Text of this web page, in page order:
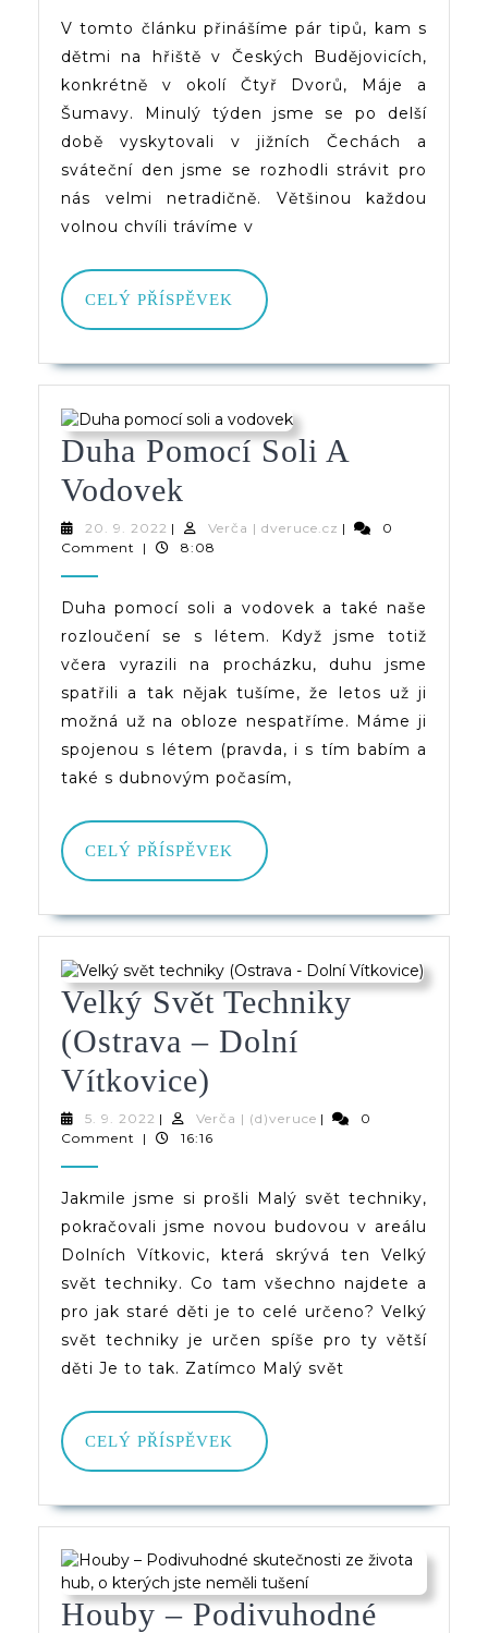
Na
V
V tomto článku přinášíme pár tipů, kam s
dětmi na hřiště v Českých Budějovicích,
konkrétně v okolí Čtyř Dvorů, Máje a
Šumavy. Minulý týden jsme se po delší
době vyskytovali v jižních Čechách a
sváteční den jsme se rozhodli strávit pro
nás velmi netradičně. Většinou každou
volnou chvíli trávíme v
CELÝ PŘÍSPĚVEK
CELÝ
PŘÍSPĚVEK
Duha Pomocí Soli A
Vodovek
Pomocí
A
Vodovek
20. 9. 2022 20.
9.
| Verča | dveruce.cz Verča
|
0
Comment
| 8:08
Duha pomocí soli a vodovek a také naše
rozloučení se s létem. Když jsme totiž
včera vyrazili na procházku, duhu jsme
spatřili a tak nějak tušíme, že letos už ji
možná už na obloze nespatříme. Máme ji
spojenou s létem (pravda, i s tím babím a
také s dubnovým počasím,
CELÝ PŘÍSPĚVEK
CELÝ
PŘÍSPĚVEK
Velký Svět Techniky
(Ostrava – Dolní
Vítkovice)
Svět
(Ostrava
–
Dolní
Vítkovice)
5. 9. 2022 5.
9.
| Verča | (d)veruceVerča
|
0
Comment
| 16:16
Jakmile jsme si prošli Malý svět techniky,
pokračovali jsme novou budovou v areálu
Dolních Vítkovic, která skrývá ten Velký
svět techniky. Co tam všechno najdete a
pro jak staré děti je to celé určeno? Velký
svět techniky je určen spíše pro ty větší
děti Je to tak. Zatímco Malý svět
CELÝ PŘÍSPĚVEK
CELÝ
PŘÍSPĚVEK
Houby – Podivuhodné